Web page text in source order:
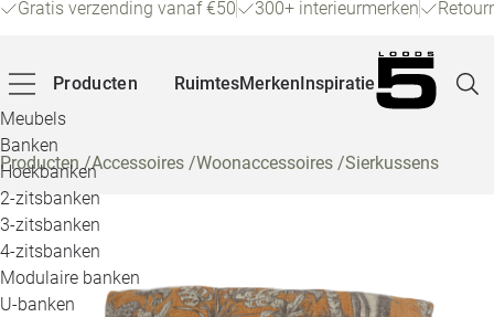
Gratis verzending vanaf €50 300+ interieurmerken
Producten
Meubels
Banken
Hoekbanken
2-zitsbanken
3-zitsbanken
4-zitsbanken
Modulaire banken
U-banken
RuimtesMerkenInspiratie
Producten/Accessoires /Woonaccessoires /Sierkussens